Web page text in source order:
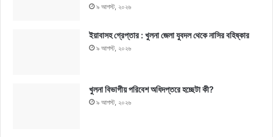
৯ আগস্ট, ২০২৬
ইয়াবাসহ গ্রেপ্তার : খুলনা জেলা যুবদল থেকে নাসির বহিষ্কার
৯ আগস্ট, ২০২৬
খুলনা বিভাগীয় পরিবেশ অধিদপ্তরে হচ্ছেটা কী?
৯ আগস্ট, ২০২৬